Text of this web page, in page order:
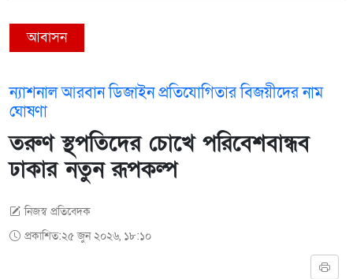
আবাসন
ন্যাশনাল আরবান ডিজাইন প্রতিযোগিতার বিজয়ীদের নাম
ঘোষণা
তরুণ স্থপতিদের চোখে পরিবেশবান্ধব
ঢাকার নতুন রূপকল্প
নিজস্ব প্রতিবেদক
প্রকাশিত:২৫ জুন ২০২৬, ১৮:১০